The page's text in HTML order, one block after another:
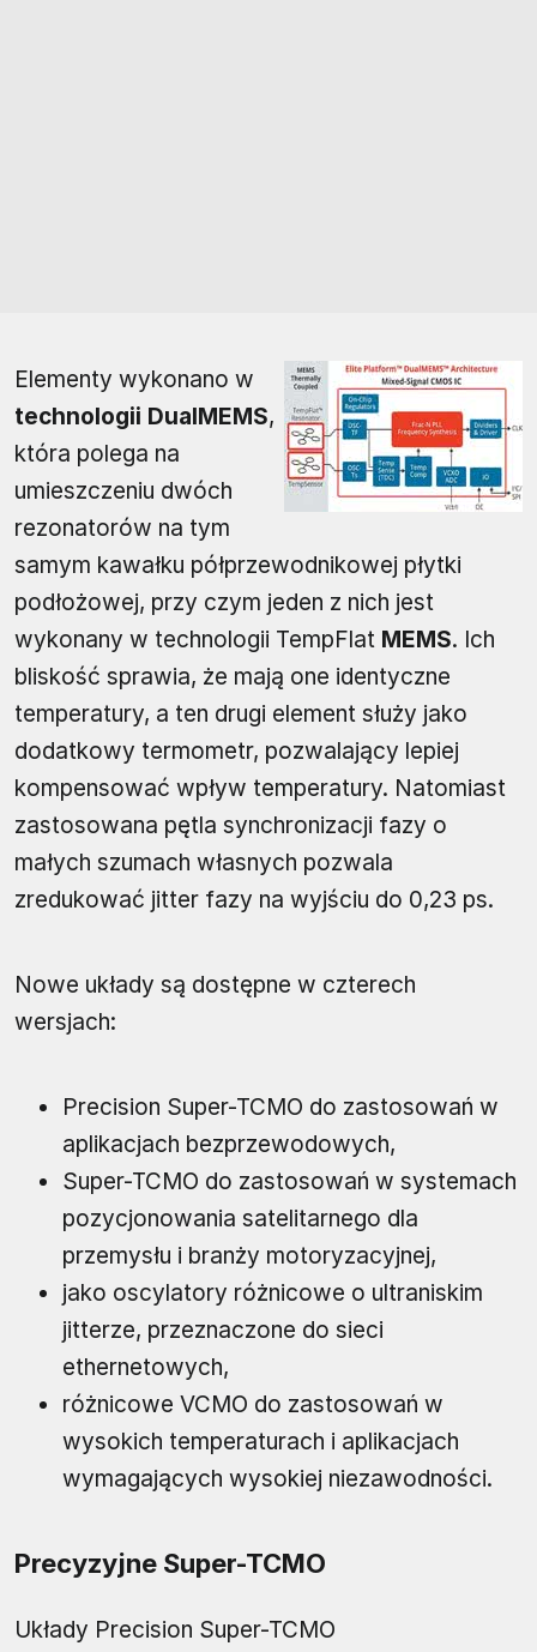
Elementy wykonano w
technologii DualMEMS,
która polega na
umieszczeniu dwóch
rezonatorów na tym
samym kawałku półprzewodnikowej płytki
podłożowej, przy czym jeden z nich jest
wykonany w technologii TempFlat MEMS. Ich
bliskość sprawia, że mają one identyczne
temperatury, a ten drugi element służy jako
dodatkowy termometr, pozwalający lepiej
kompensować wpływ temperatury. Natomiast
zastosowana pętla synchronizacji fazy o
małych szumach własnych pozwala
zredukować jitter fazy na wyjściu do 0,23 ps.
Nowe układy są dostępne w czterech
wersjach:
Precision Super-TCMO do zastosowań w
aplikacjach bezprzewodowych,
Super-TCMO do zastosowań w systemach
pozycjonowania satelitarnego dla
przemysłu i branży motoryzacyjnej,
jako oscylatory różnicowe o ultraniskim
jitterze, przeznaczone do sieci
ethernetowych,
różnicowe VCMO do zastosowań w
wysokich temperaturach i aplikacjach
wymagających wysokiej niezawodności.
Precyzyjne Super-TCMO
Układy Precision Super-TCMO